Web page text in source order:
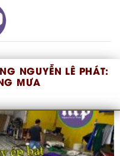
NGUYỄN LÊ PHÁT:
MƯA